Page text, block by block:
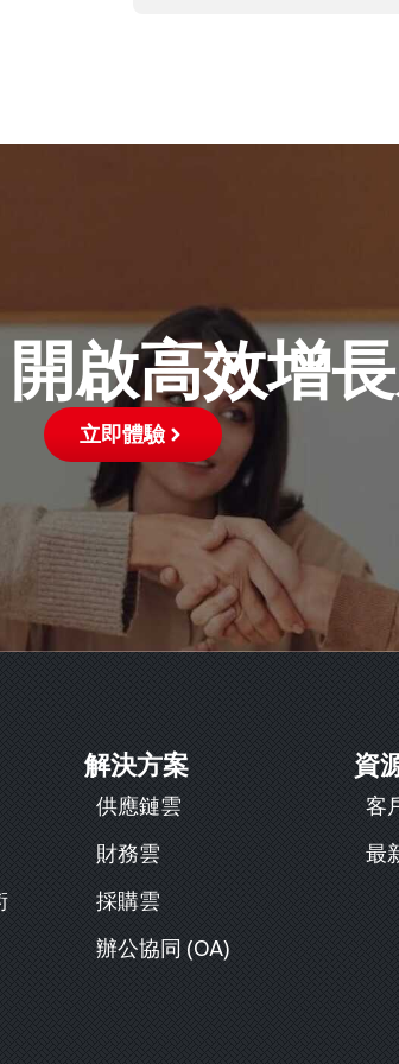
啟高效增
立即體驗
解決方案
供應鏈雲
財務雲
採購雲
辦公協同 (OA)
資
客
最